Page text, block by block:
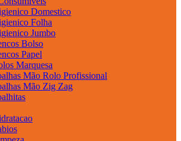
Domestico
Folha
Jumbo
Bolso
Papel
Marquesa
Mão Rolo Profissional
Mão Zig Zag